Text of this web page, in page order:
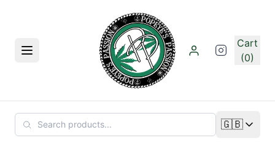
Menu
Cart
(0)
🇬🇧
Change